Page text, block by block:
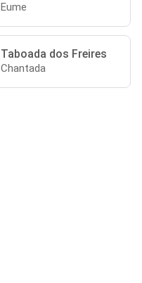
Eume
Taboada dos Freires
Chantada